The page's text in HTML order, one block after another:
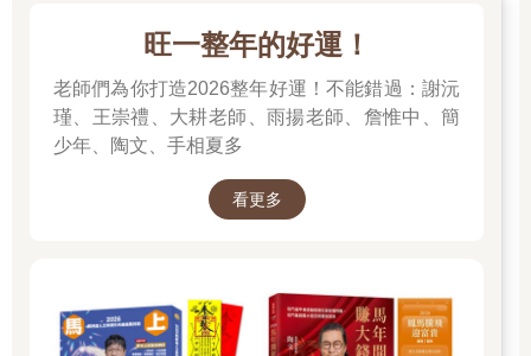
也為自己帶來好人緣，接著就是好的工作與人生。一束花將這個
人帶離原本的自怨自艾，讓自己不再生活於髒亂環境，以及因為
環境造成陰暗的個性，連帶著一事無成、沒有希望的人生，也都
因為這一束花而改變。這個故事其實就是最基本的風水改運原
理，而對應在紫微斗數上，一樣可以這樣應用。我們可以利用紫
境狀況，進一步利用風水原理調整居住環境，最後讓自己可以安
身立命，當然就能夠讓自己的生命藏風聚氣，風生水起。
是適合自己的居住環境，當然就需要量身打造，畢竟適合每個人
的情況不同，如同每個人適合的穿著也不一樣。好的風水老師必
然要懂得一門命理學，若不懂人，要如何為他挑選好的居住環境
旺一整年的好運！
老師們為你打造2026整年好運！不能錯過：謝沅
瑾、王崇禮、大耕老師、雨揚老師、詹惟中、簡
少年、陶文、手相夏多
看更多